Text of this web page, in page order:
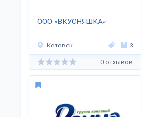
ООО «ВКУСНЯШКА«
Котовск 3
0 отзывов